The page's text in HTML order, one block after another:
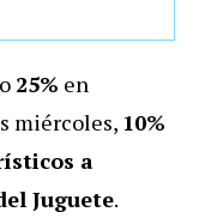
25% en
miércoles, 10%
a
Juguete.